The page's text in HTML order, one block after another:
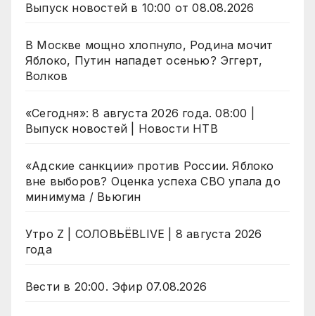
Выпуск новостей в 10:00 от 08.08.2026
В Москве мощно хлопнуло, Родина мочит
Яблоко, Путин нападет осенью? Эггерт,
Волков
«Сегодня»: 8 августа 2026 года. 08:00 |
Выпуск новостей | Новости НТВ
«Адские санкции» против России. Яблоко
вне выборов? Оценка успеха СВО упала до
минимума / Вьюгин
Утро Z | СОЛОВЬЁВLIVE | 8 августа 2026
года
Вести в 20:00. Эфир 07.08.2026